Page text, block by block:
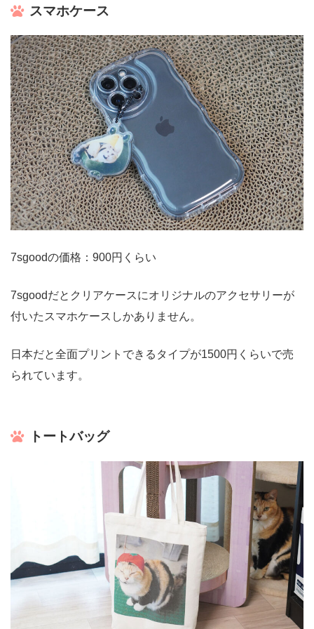
スマホケース
7sgoodの価格：900円くらい
7sgoodだとクリアケースにオリジナルのアクセサリーが
付いたスマホケースしかありません。
日本だと全面プリントできるタイプが1500円くらいで売
られています。
トートバッグ